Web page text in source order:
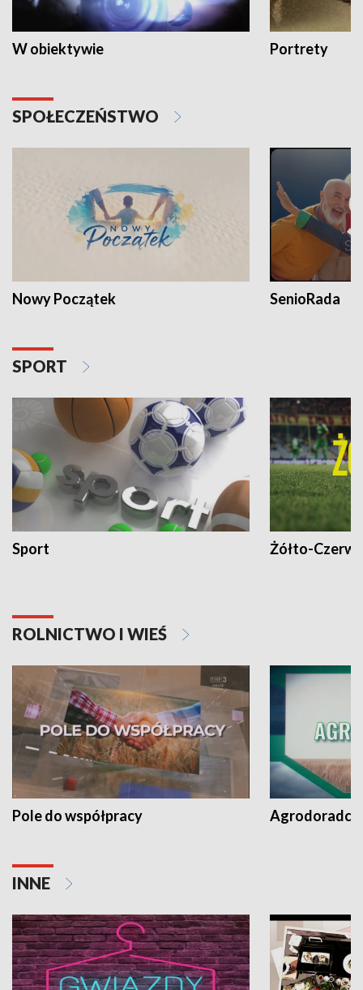
W obiektywie Portrety
SPOŁECZEŃSTWO
Nowy Początek SenioRada
SPORT
Sport Żółto-
ROLNICTWO I WIEŚ
Pole do współpracy Agrodoradcy
INNE